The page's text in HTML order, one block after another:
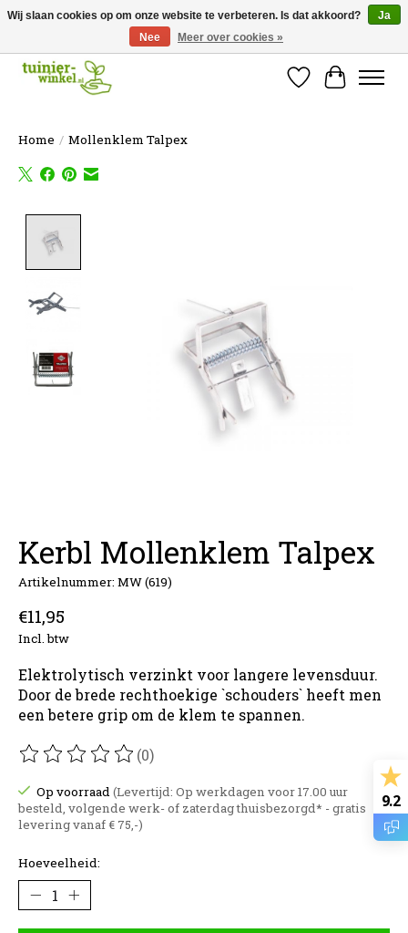
Online tuinartikelen kopen ✓ Online sinds 2007 ✓ Thuiswinkel Waarborg
Verlanglijst
Home / Mollenklem Talpex
Kerbl Mollenklem Talpex
Artikelnummer: MW (619)
€11,95
Incl. btw
Elektrolytisch verzinkt voor langere levensduur.
Door de brede rechthoekige `schouders` heeft men
een betere grip om de klem te spannen.
De beoordeling van dit product is
(0)
Op voorraad (Levertijd: Op werkdagen voor 17.00 uur
besteld, volgende werk- of zaterdag thuisbezorgd* - gratis
levering vanaf € 75,-)
Hoeveelheid:
9.2
Wij slaan cookies op om onze website te verbeteren. Is dat akkoord?
Ja
Nee
Meer over cookies »